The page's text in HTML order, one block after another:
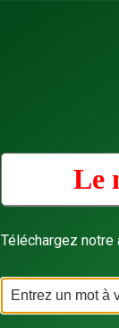
Le
Téléchargez